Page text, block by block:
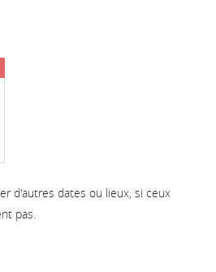
d'autres dates ou lieux, si ceux
pas.